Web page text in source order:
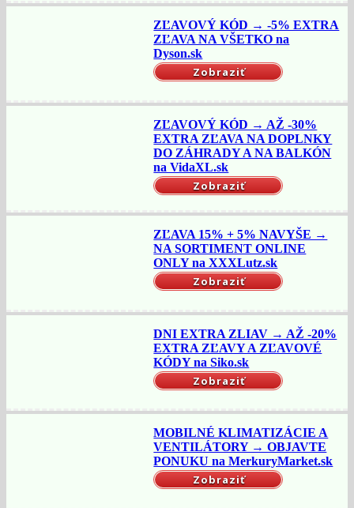
ZĽAVOVÝ KÓD → -5% EXTRA
ZĽAVA NA VŠETKO na
Dyson.sk
Zobraziť
ZĽAVOVÝ KÓD → AŽ -30%
EXTRA ZĽAVA NA DOPLNKY
DO ZÁHRADY A NA BALKÓN
na VidaXL.sk
Zobraziť
ZĽAVA 15% + 5% NAVYŠE →
NA SORTIMENT ONLINE
ONLY na XXXLutz.sk
Zobraziť
DNI EXTRA ZLIAV → AŽ -20%
EXTRA ZĽAVY A ZĽAVOVÉ
KÓDY na Siko.sk
Zobraziť
MOBILNÉ KLIMATIZÁCIE A
VENTILÁTORY → OBJAVTE
PONUKU na MerkuryMarket.sk
Zobraziť